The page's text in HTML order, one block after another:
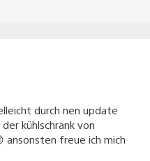
durch nen update
kühlschrank von
ansonsten freue ich mich